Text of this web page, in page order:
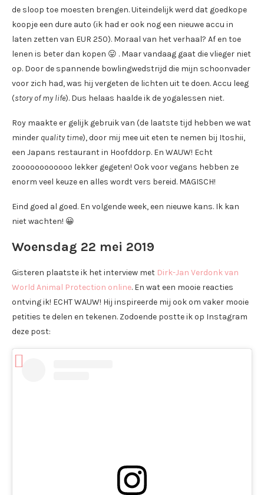
de sloop toe moesten brengen. Uiteindelijk werd dat goedkope
koopje een dure auto (ik had er ook nog een nieuwe accu in
laten zetten van EUR 250). Moraal van het verhaal? Af en toe
lenen is beter dan kopen 😛 . Maar vandaag gaat die vlieger niet
op. Door de spannende bowlingwedstrijd die mijn schoonvader
voor zich had, was hij vergeten de lichten uit te doen. Accu leeg
(story of my life). Dus helaas haalde ik de yogalessen niet.
Roy maakte er gelijk gebruik van (de laatste tijd hebben we wat
minder quality time), door mij mee uit eten te nemen bij Itoshii,
een Japans restaurant in Hoofddorp. En WAUW! Echt
zoooooooooooo lekker gegeten! Ook voor vegans hebben ze
enorm veel keuze en alles wordt vers bereid. MAGISCH!
Eind goed al goed. En volgende week, een nieuwe kans. Ik kan
niet wachten! 😀
Woensdag 22 mei 2019
Gisteren plaatste ik het interview met Dirk-Jan Verdonk van
World Animal Protection online. En wat een mooie reacties
ontving ik! ECHT WAUW! Hij inspireerde mij ook om vaker mooie
petities te delen en tekenen. Zodoende postte ik op Instagram
deze post: